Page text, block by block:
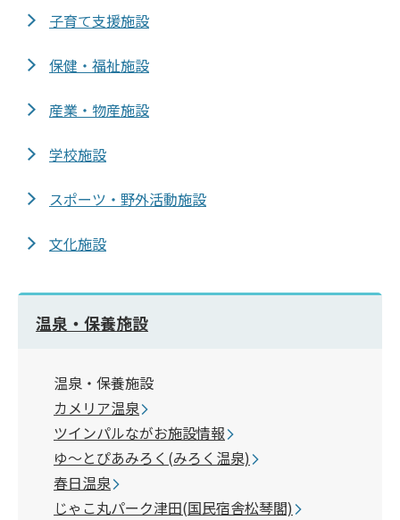
子育て支援施設
保健・福祉施設
産業・物産施設
学校施設
スポーツ・野外活動施設
文化施設
温泉・保養施設
温泉・保養施設
カメリア温泉
ツインパルながお施設情報
ゆ～とぴあみろく(みろく温泉)
春日温泉
じゃこ丸パーク津田(国民宿舎松琴閣)